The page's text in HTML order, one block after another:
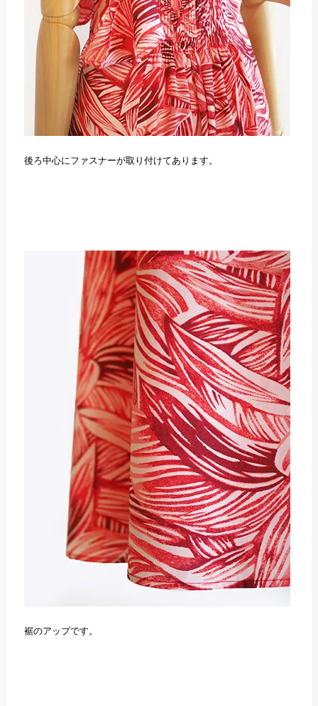
後ろ中心にファスナーが取り付けてあります。
裾のアップです。